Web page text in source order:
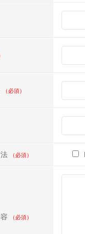
（必須）
（必須）
（必須）